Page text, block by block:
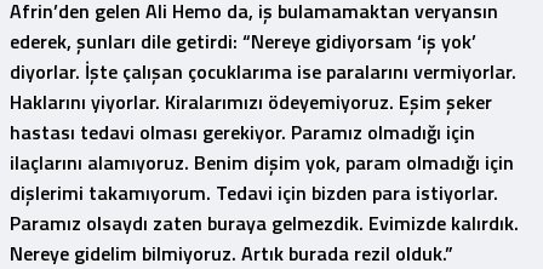
Afrin’den gelen Ali Hemo da, iş bulamamaktan veryansın
ederek, şunları dile getirdi: “Nereye gidiyorsam ‘iş yok’
diyorlar. İşte çalışan çocuklarıma ise paralarını vermiyorlar.
Haklarını yiyorlar. Kiralarımızı ödeyemiyoruz. Eşim şeker
hastası tedavi olması gerekiyor. Paramız olmadığı için
ilaçlarını alamıyoruz. Benim dişim yok, param olmadığı için
dişlerimi takamıyorum. Tedavi için bizden para istiyorlar.
Paramız olsaydı zaten buraya gelmezdik. Evimizde kalırdık.
Nereye gidelim bilmiyoruz. Artık burada rezil olduk.”